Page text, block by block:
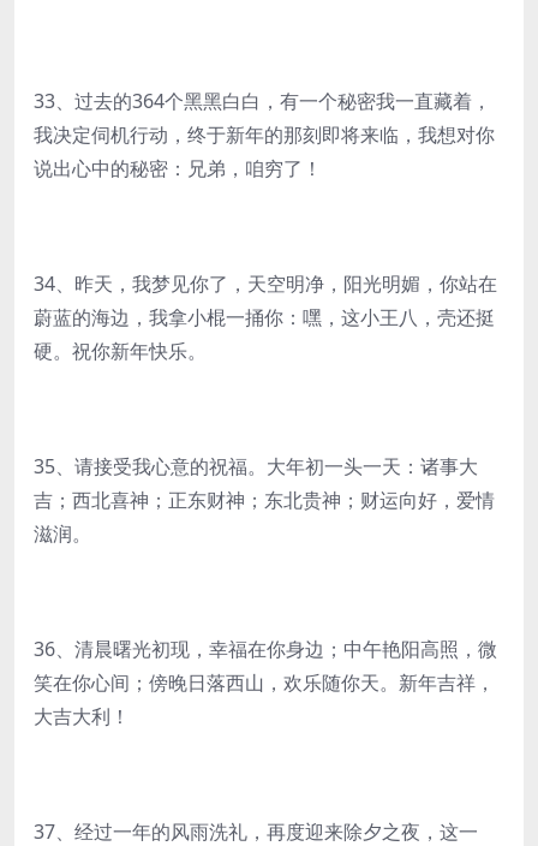
33、过去的364个黑黑白白，有一个秘密我一直藏着，
我决定伺机行动，终于新年的那刻即将来临，我想对你
说出心中的秘密：兄弟，咱穷了！
34、昨天，我梦见你了，天空明净，阳光明媚，你站在
蔚蓝的海边，我拿小棍一捅你：嘿，这小王八，壳还挺
硬。祝你新年快乐。
35、请接受我心意的祝福。大年初一头一天：诸事大
吉；西北喜神；正东财神；东北贵神；财运向好，爱情
滋润。
36、清晨曙光初现，幸福在你身边；中午艳阳高照，微
笑在你心间；傍晚日落西山，欢乐随你天。新年吉祥，
大吉大利！
37、经过一年的风雨洗礼，再度迎来除夕之夜，这一